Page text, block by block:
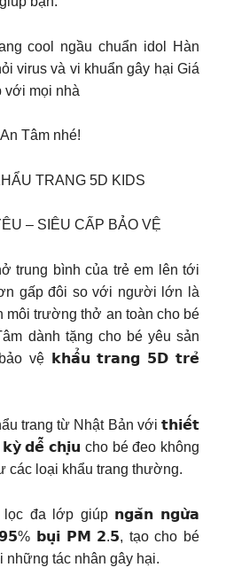
cool ngầu chuẩn idol Hàn
virus và vi khuẩn gây hại Giá
với mọi nhà
Tâm nhé!
TRANG 5D KIDS
– SIÊU CẤP BẢO VỆ
trung bình của trẻ em lên tới
gấp đôi so với người lớn là
môi trường thở an toàn cho bé
dành tặng cho bé yêu sản
vệ 𝗸𝗵𝗮̂̉𝘂 𝘁𝗿𝗮𝗻𝗴 𝟱𝗗 𝘁𝗿𝗲̉
trang từ Nhật Bản với 𝘁𝗵𝗶𝗲̂́𝘁
𝗱𝗲̂̃ 𝗰𝗵𝗶̣𝘂 cho bé đeo không
các loại khẩu trang thường.
lọc đa lớp giúp 𝗻𝗴𝗮̆𝗻 𝗻𝗴𝘂̛̀𝗮
𝗯𝘂̣𝗶 𝗣𝗠 𝟮.𝟱, tạo cho bé
những tác nhân gây hại.